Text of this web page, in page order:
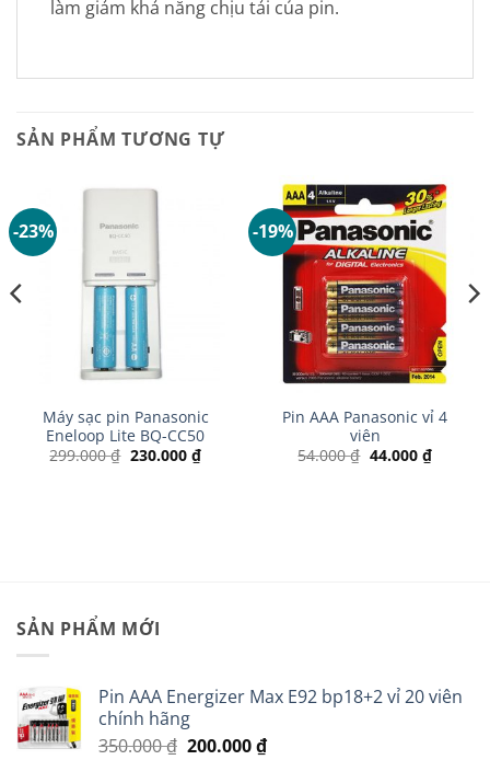
làm giảm khả năng chịu tải của pin.
SẢN PHẨM TƯƠNG TỰ
-23%
Máy sạc pin Panasonic
Eneloop Lite BQ-CC50
299.000₫ Giá
gốc
230.000 ₫Giá
hiện
-19%
Pin AAA Panasonic vỉ 4
viên
54.000₫ Giá
gốc
44.000 ₫Giá
hiện
SẢN PHẨM MỚI
Pin AAA Energizer Max E92 bp18+2 vỉ 20 viên
chính hãng
350.000₫ Giá
200.000₫Giá